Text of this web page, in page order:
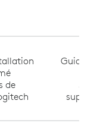
de
Guide